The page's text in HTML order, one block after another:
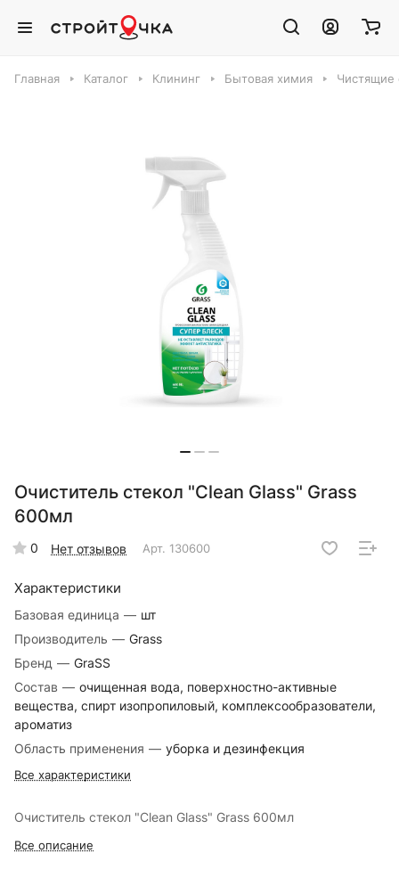
Главная Каталог Клининг Бытовая химия Чистящие
Очиститель стекол "Clean Glass" Grass
600мл
0 Нет отзывов Арт. 130600
Характеристики
Базовая единица — шт
Производитель — Grass
Бренд — GraSS
Состав — очищенная вода, поверхностно-активные
вещества, спирт изопропиловый, комплексообразователи,
ароматиз
Область применения — уборка и дезинфекция
Все характеристики
Очиститель стекол "Clean Glass" Grass 600мл
Все описание